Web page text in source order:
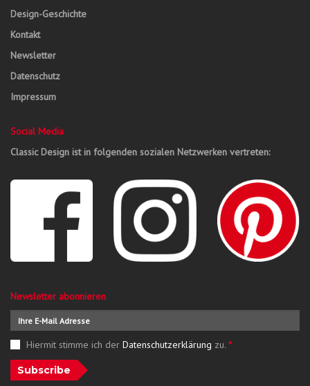
Design-Geschichte
Kontakt
Newsletter
Datenschutz
Impressum
Social Media
Classic Design ist in folgenden sozialen Netzwerken vertreten:
Newsletter abonnieren
Hiermit stimme ich der Datenschutzerklärung zu. *
Subscribe